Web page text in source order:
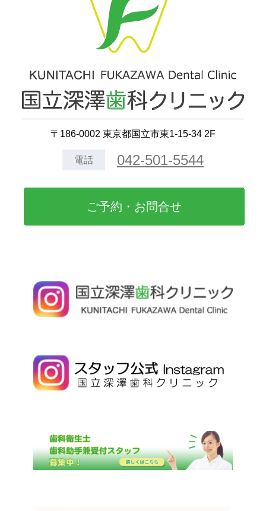
〒186-0002 東京都国立市東1-15-34 2F
電話 042-501-5544
ご予約・お問合せ